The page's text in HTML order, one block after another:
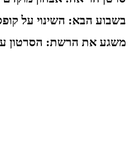
בשבוע הבא: השינוי על
משגע את הרשת: הסרטון